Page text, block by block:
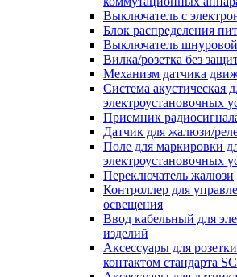
Выключатель с
Блок распределения
Выключатель
Вилка/розетка без
Механизм датчика
Система акустическая
электроустановочных
Приемник
Датчик для жалюзи/
Поле для маркировки
электроустановочных
Переключатель жалюзи
Контроллер для
освещения
Ввод кабельный для
изделий
Аксессуары для
контактом стандарта